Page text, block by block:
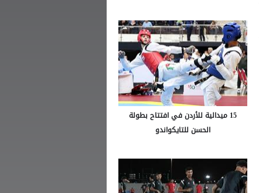
15 ميدالية للأردن في افتتاح بطولة
الحسن للتايكواندو